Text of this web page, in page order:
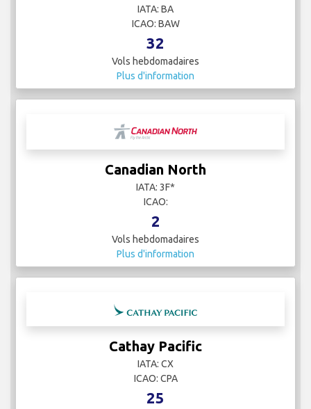
IATA: BA
ICAO: BAW
32
Vols hebdomadaires
Plus d'information
Canadian North
IATA: 3F*
ICAO:
2
Vols hebdomadaires
Plus d'information
Cathay Pacific
IATA: CX
ICAO: CPA
25